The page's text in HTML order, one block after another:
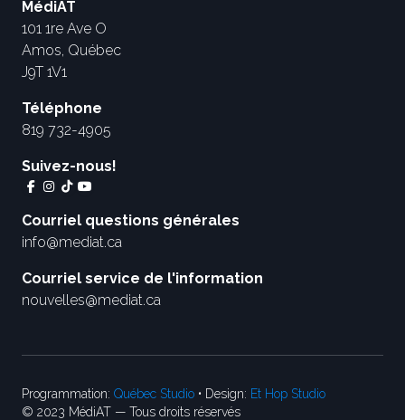
MédiAT
101 1re Ave O
Amos, Québec
J9T 1V1
Téléphone
819 732-4905
Suivez-nous!
Courriel questions générales
info@mediat.ca
Courriel service de l'information
nouvelles@mediat.ca
Programmation: Québec Studio • Design: Et Hop Studio
© 2023 MédiAT — Tous droits réservés